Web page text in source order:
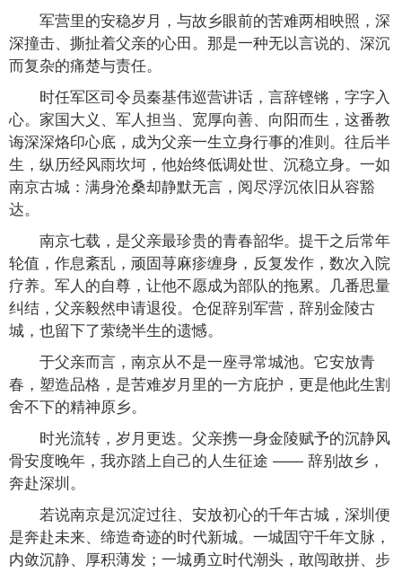
军营里的安稳岁月，与故乡眼前的苦难两相映照，深
深撞击、撕扯着父亲的心田。那是一种无以言说的、深沉
而复杂的痛楚与责任。
时任军区司令员秦基伟巡营讲话，言辞铿锵，字字入
心。家国大义、军人担当、宽厚向善、向阳而生，这番教
诲深深烙印心底，成为父亲一生立身行事的准则。往后半
生，纵历经风雨坎坷，他始终低调处世、沉稳立身。一如
南京古城：满身沧桑却静默无言，阅尽浮沉依旧从容豁
达。
南京七载，是父亲最珍贵的青春韶华。提干之后常年
轮值，作息紊乱，顽固荨麻疹缠身，反复发作，数次入院
疗养。军人的自尊，让他不愿成为部队的拖累。几番思量
纠结，父亲毅然申请退役。仓促辞别军营，辞别金陵古
城，也留下了萦绕半生的遗憾。
于父亲而言，南京从不是一座寻常城池。它安放青
春，塑造品格，是苦难岁月里的一方庇护，更是他此生割
舍不下的精神原乡。
时光流转，岁月更迭。父亲携一身金陵赋予的沉静风
骨安度晚年，我亦踏上自己的人生征途 —— 辞别故乡，
奔赴深圳。
若说南京是沉淀过往、安放初心的千年古城，深圳便
是奔赴未来、缔造奇迹的时代新城。一城固守千年文脉，
内敛沉静、厚积薄发；一城勇立时代潮头，敢闯敢拼、步